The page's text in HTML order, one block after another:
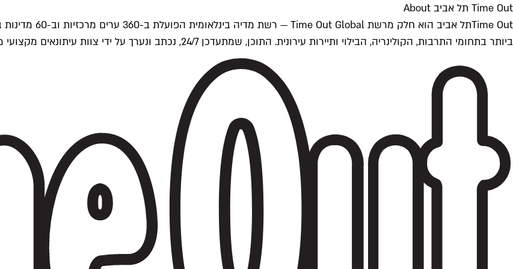
Time Out תל אביב About
ביותר בתחומי התרבות, הקולינריה, הבילוי ותיירות עירונית. התוכן, שמתעדכן 24/7, נכתב ונערך על ידי צוות עיתונאים מקצועי מקומי בישראל, בהתאם לסטנדרטים של Time Out העולמית.